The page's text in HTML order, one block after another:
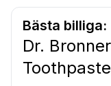
Bästa billiga:
Dr.
Toothpaste